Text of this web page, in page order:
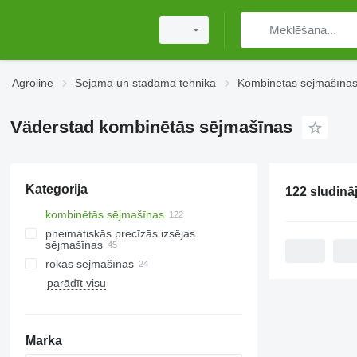
Agroline Sējamā un stādāmā tehnika Kombinētās sējmašīnas
Väderstad kombinētās sējmašīnas
Kategorija
kombinētās sējmašīnas
pneimatiskās precīzās izsējas
sējmašīnas
rokas sējmašīnas
parādīt visu
Marka